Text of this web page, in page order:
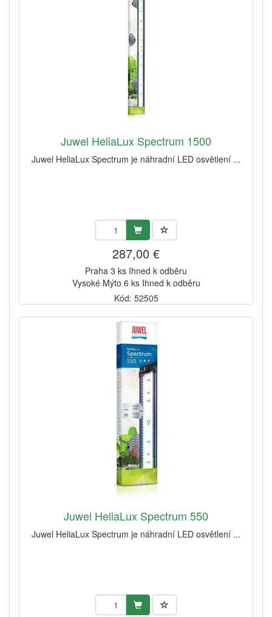
Juwel HeliaLux Spectrum 1500
Juwel HeliaLux Spectrum je náhradní LED osvětlení ...
287,00 €
Praha 3 ks Ihned k odběru
Vysoké Mýto 6 ks Ihned k odběru
Kód: 52505
Juwel HeliaLux Spectrum 550
Juwel HeliaLux Spectrum je náhradní LED osvětlení ...